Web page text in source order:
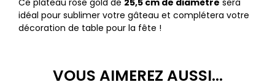
Ce plateau rose gold de 25,5 cm de diamètre sera
idéal pour sublimer votre gâteau et complétera votre
décoration de table pour la fête !
VOUS AIMEREZ AUSSI...